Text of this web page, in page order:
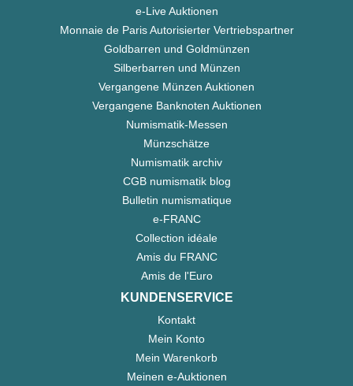
e-Live Auktionen
Monnaie de Paris Autorisierter Vertriebspartner
Goldbarren und Goldmünzen
Silberbarren und Münzen
Vergangene Münzen Auktionen
Vergangene Banknoten Auktionen
Numismatik-Messen
Münzschätze
Numismatik archiv
CGB numismatik blog
Bulletin numismatique
e-FRANC
Collection idéale
Amis du FRANC
Amis de l'Euro
KUNDENSERVICE
Kontakt
Mein Konto
Mein Warenkorb
Meinen e-Auktionen